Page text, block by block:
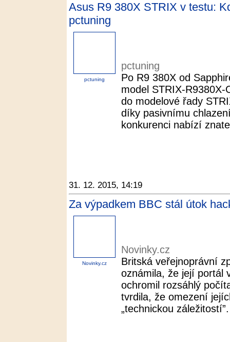
Asus R9 380X STRIX v testu:
pctuning
pctuning
pctuning
Po R9 380X od
model STRIX-
do modelové řady
díky pasivnímu
konkurenci nabízí
31. 12. 2015, 14:19
Za výpadkem BBC stál útok
Novinky.cz
Novinky.cz
Britská veřejnoprávní
oznámila, že její portál
ochromil rozsáhlý
tvrdila, že omezení
„technickou